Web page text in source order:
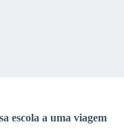
escola a uma viagem